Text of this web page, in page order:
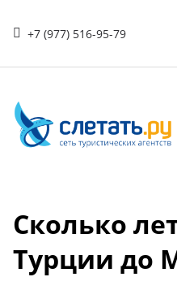
+7 (977) 516-95-79
Сколько
Турции до